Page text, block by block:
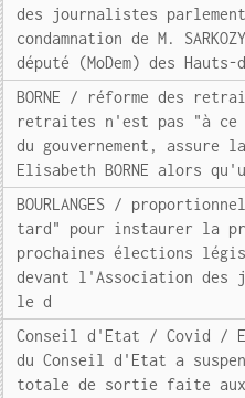
des journalistes
condamnation de M.
député (MoDem) des
BORNE / réforme des
retraites n'est pas "à ce
du gouvernement, assure
Elisabeth BORNE alors
BOURLANGES /
tard" pour instaurer la
prochaines élections
devant l'Association des
le d
Conseil d'Etat / Covid /
du Conseil d'Etat a
totale de sortie faite aux